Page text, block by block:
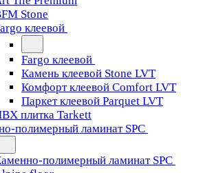
Stone
клеевой
Fargo клеевой
Камень клеевой Stone LVT
Комфорт клеевой Comfort LVT
Паркет клеевой Parquet LVT
плитка Tarkett
полимерный ламинат SPC
полимерный ламинат SPC